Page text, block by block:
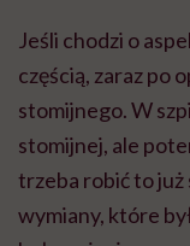
Jeśli chodzi o
częścią, zaraz po
stomijnego. W
stomijnej, ale
trzeba robić to już
wymiany, które